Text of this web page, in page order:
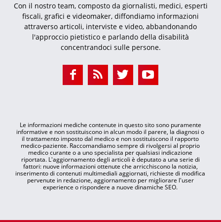
Con il nostro team, composto da giornalisti, medici, esperti
fiscali, grafici e videomaker, diffondiamo informazioni
attraverso articoli, interviste e video, abbandonando
l'approccio pietistico e parlando della disabilità
concentrandoci sulle persone.
Le informazioni mediche contenute in questo sito sono puramente
informative e non sostituiscono in alcun modo il parere, la diagnosi o
il trattamento imposto dal medico e non sostituiscono il rapporto
medico-paziente. Raccomandiamo sempre di rivolgersi al proprio
medico curante o a uno specialista per qualsiasi indicazione
riportata. L'aggiornamento degli articoli è deputato a una serie di
fattori: nuove informazioni ottenute che arricchiscono la notizia,
inserimento di contenuti multimediali aggiornati, richieste di modifica
pervenute in redazione, aggiornamento per migliorare l'user
experience o rispondere a nuove dinamiche SEO.